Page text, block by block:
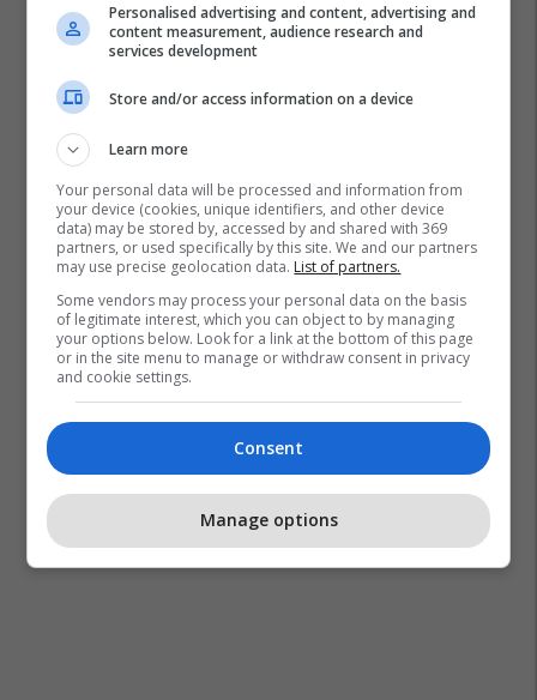
Personalised advertising and content, advertising and
content measurement, audience research and
services development
Store and/or access information on a device
Learn more
Your personal data will be processed and information from
your device (cookies, unique identifiers, and other device
data) may be stored by, accessed by and shared with 369
partners, or used specifically by this site. We and our partners
may use precise geolocation data. List of partners.
Some vendors may process your personal data on the basis
of legitimate interest, which you can object to by managing
your options below. Look for a link at the bottom of this page
or in the site menu to manage or withdraw consent in privacy
and cookie settings.
Consent
Manage options